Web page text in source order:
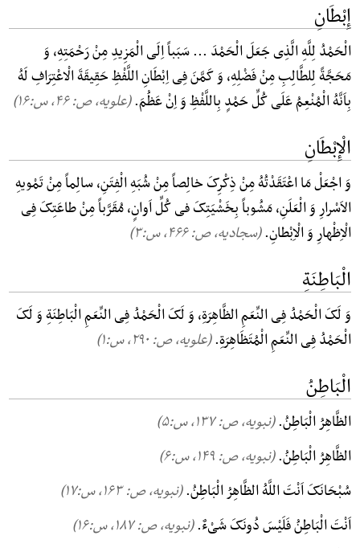
إِبْطَانِ
الْحَمْدُ لِلَّهِ الَّذِی جَعَلَ الْحَمْدَ ... سَبَباً اِلَی الْمَزِیدِ مِنْ رَحْمَتِهِ، وَ
مَحَجَّةً لِلطَّالِبِ مِنْ فَضْلِهِ، وَ کَمَّنَ فِی اِبْطَانِ اللَّفْظِ حَقِیقَةَ الْاعْتِرَافِ لَهُ
بِاَنَّهُ الْمُنْعِمُ عَلَی کُلِّ حَمْدٍ بِاللَّفْظِ وَ اِنْ عَظُمَ.(علویه، ص: ۴۶, س:۱۶)
الْإِبْطَانِ
وَ اجْعَلْ مَا اعْتَقَدْتُهُ مِنْ ذِکْرِکَ خالِصاً مِنْ شُبَهِ الْفِتَنِ، سالِماً مِنْ تَمْویهِ
الاَسْرارِ وَ الْعَلَنِ، مَشُوباً بِخَشْیَتِکَ فی کُلِّ اَوانٍ، مُقَرَّباً مِنْ طاعَتِکَ فِی
الْاِظْهارِ وَ الْاِبْطانِ.(سجادیه، ص: ۴۶۶, س:۳)
الْبَاطِنَةِ
وَ لَکَ الْحَمْدُ فِی النِّعَمِ الظَّاهِرَةِ، وَ لَکَ الْحَمْدُ فِی النِّعَمِ الْبَاطِنَةِ وَ لَکَ
الْحَمْدُ فِی النِّعَمِ الْمُتَظَاهِرَةِ.(علویه، ص: ۲۹۰, س:۱)
الْبَاطِنُ
الظَّاهِرُ الْبَاطِنُ.(نبویه، ص: ۱۳۷, س:۵)
الظَّاهِرُ الْبَاطِنُ.(نبویه، ص: ۱۴۹, س:۶)
سُبْحَانَکَ اَنْتَ اللَّهُ الظَّاهِرُ الْبَاطِنُ.(نبویه، ص: ۱۶۳, س:۱۷)
اَنْتَ الْبَاطِنُ فَلَیْسَ دُونَکَ شَیْءٌ.(نبویه، ص: ۱۸۷, س:۱۶)